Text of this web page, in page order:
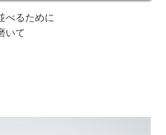
べるために
いて